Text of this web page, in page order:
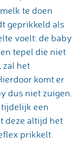
te doen
geprikkeld als
voelt: de baby
tepel die niet
zal het
komt er
dus niet zuigen.
een
deze altijd het
prikkelt.